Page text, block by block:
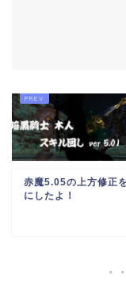
赤魔5.05の上方修正
にしたよ！